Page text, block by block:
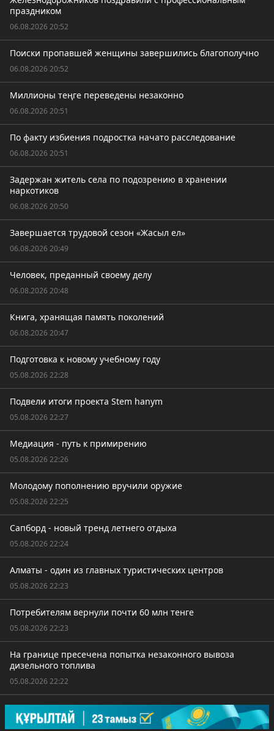
праздником
06.08.2026 20:52
Поиски пропавшей женщины завершились благополучно
06.08.2026 20:52
Миллионы теңге переведены незаконно
06.08.2026 20:51
По факту избиения подростка начато расследование
06.08.2026 20:51
Задержан житель села по подозрению в хранении
наркотиков
06.08.2026 20:50
Завершается трудовой сезон «Жасыл ел»
06.08.2026 20:49
Человек, преданный своему делу
06.08.2026 20:48
Книга, хранящая память поколений
06.08.2026 20:47
Подготовка к новому учебному году
05.08.2026 22:28
Подвели итоги проекта Stem hanym
05.08.2026 22:27
Медиация - путь к примирению
05.08.2026 22:26
Молодому пополнению вручили оружие
05.08.2026 22:25
Сапборд - новый тренд летнего отдыха
05.08.2026 22:24
Алматы - один из главных туристических центров
05.08.2026 22:23
Потребителям вернули почти 60 млн тенге
05.08.2026 22:23
На границе пресечена попытка незаконного вывоза
дизельного топлива
05.08.2026 22:22